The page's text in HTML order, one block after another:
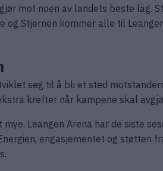
mot noen av landets beste lag.
og Stjernen kommer alle til
seg til å bli et sted
krefter når kampene skal
Leangen Arena har de siste
engasjementet og støtten